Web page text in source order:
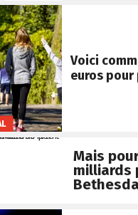
Voici
euros pour
Mais
milliards